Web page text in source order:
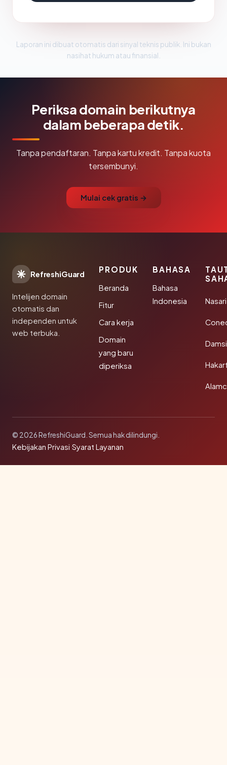
Laporan ini dibuat otomatis dari sinyal teknis publik. Ini bukan
nasihat hukum atau finansial.
Periksa domain berikutnya
dalam beberapa detik.
Tanpa pendaftaran. Tanpa kartu kredit. Tanpa kuota
tersembunyi.
Mulai cek gratis →
RefreshiGuard
Intelijen domain
otomatis dan
independen untuk
web terbuka.
PRODUK
Beranda
Fitur
Cara kerja
Domain
yang baru
diperiksa
BAHASA
Bahasa
Indonesia
© 2026 RefreshiGuard. Semua hak dilindungi.
Kebijakan Privasi·Syarat Layanan